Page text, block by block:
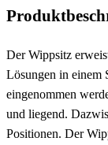
Der Wippsitz
Lösungen in einem
eingenommen
und liegend.
Positionen. Der